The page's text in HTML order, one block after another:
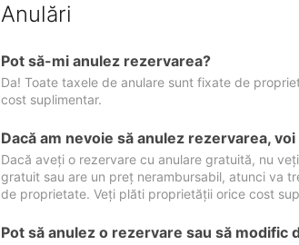
Anulări
Pot să-mi anulez rezervarea?
Da! Toate taxele de anulare sunt fixate de
cost suplimentar.
Dacă am nevoie să anulez rezervarea,
Dacă aveți o rezervare cu anulare gratuită, nu
gratuit sau are un preț nerambursabil, atunci va
de proprietate. Veți plăti proprietății orice cost
Pot să anulez o rezervare sau să